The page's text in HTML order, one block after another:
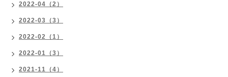
2022-04（2）
2022-03（3）
2022-02（1）
2022-01（3）
2021-11（4）